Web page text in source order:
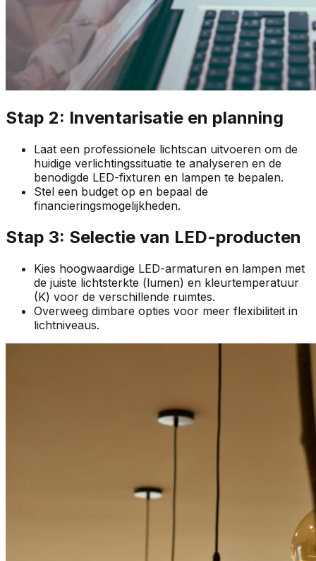
Stap 2: Inventarisatie en planning
Laat een professionele lichtscan uitvoeren om de
huidige verlichtingssituatie te analyseren en de
benodigde LED-fixturen en lampen te bepalen.
Stel een budget op en bepaal de
financieringsmogelijkheden.
Stap 3: Selectie van LED-producten
Kies hoogwaardige LED-armaturen en lampen met
de juiste lichtsterkte (lumen) en kleurtemperatuur
(K) voor de verschillende ruimtes.
Overweeg dimbare opties voor meer flexibiliteit in
lichtniveaus.